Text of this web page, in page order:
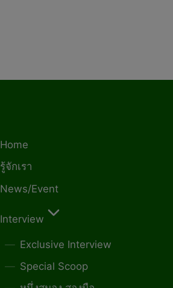
Home
รู้จักเรา
News/Event
Interview
Exclusive Interview
Special Scoop